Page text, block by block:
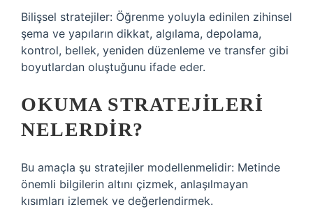
Bilişsel stratejiler: Öğrenme yoluyla edinilen zihinsel
şema ve yapıların dikkat, algılama, depolama,
kontrol, bellek, yeniden düzenleme ve transfer gibi
boyutlardan oluştuğunu ifade eder.
OKUMA STRATEJILERI
NELERDIR?
Bu amaçla şu stratejiler modellenmelidir: Metinde
önemli bilgilerin altını çizmek, anlaşılmayan
kısımları izlemek ve değerlendirmek.